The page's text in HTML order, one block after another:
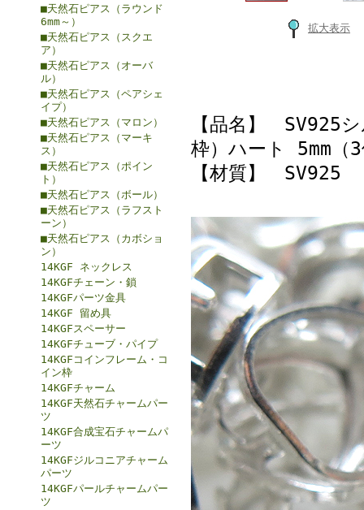
■天然石ピアス（ラウンド
6mm～）
■天然石ピアス（スクエ
ア）
■天然石ピアス（オーバ
ル）
■天然石ピアス（ペアシェ
イプ）
■天然石ピアス（マロン）
■天然石ピアス（マーキ
ス）
■天然石ピアス（ポイン
ト）
■天然石ピアス（ボール）
■天然石ピアス（ラフスト
ーン）
■天然石ピアス（カボショ
ン）
14KGF ネックレス
14KGFチェーン・鎖
14KGFパーツ金具
14KGF 留め具
14KGFスペーサー
14KGFチューブ・パイプ
14KGFコインフレーム・コ
イン枠
14KGFチャーム
14KGF天然石チャームパー
ツ
14KGF合成宝石チャームパ
ーツ
14KGFジルコニアチャーム
パーツ
14KGFパールチャームパー
ツ
拡大表示
【品名】 SV925
枠）ハート 5mm（
【材質】 SV925